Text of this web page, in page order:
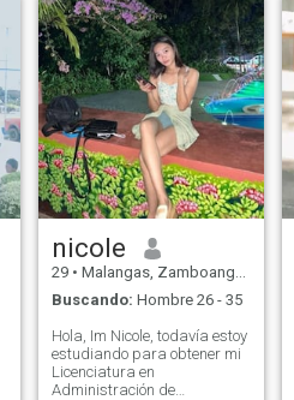
nicole
29 • Malangas, Zamboanga Sibugay, Filipinas
Buscando: Hombre 26 - 35
Hola, Im Nicole, todavía estoy
estudiando para obtener mi
Licenciatura en
Administración de